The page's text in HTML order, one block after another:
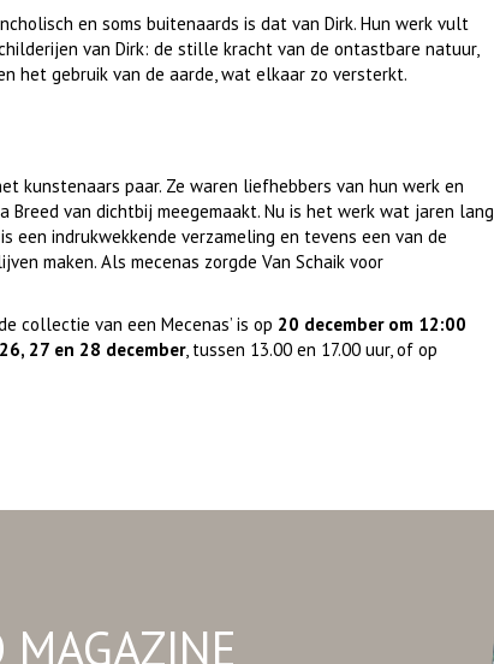
en soms buitenaards is dat van Dirk. Hun werk vult
van Dirk: de stille kracht van de ontastbare natuur,
het gebruik van de aarde, wat elkaar zo versterkt.
kunstenaars paar. Ze waren liefhebbers van hun werk en
Breed van dichtbij meegemaakt. Nu is het werk wat jaren lang
een indrukwekkende verzameling en tevens een van de
maken. Als mecenas zorgde Van Schaik voor
collectie van een Mecenas’ is op 20 december om 12:00
27 en 28 december, tussen 13.00 en 17.00 uur, of op
MAGAZINE